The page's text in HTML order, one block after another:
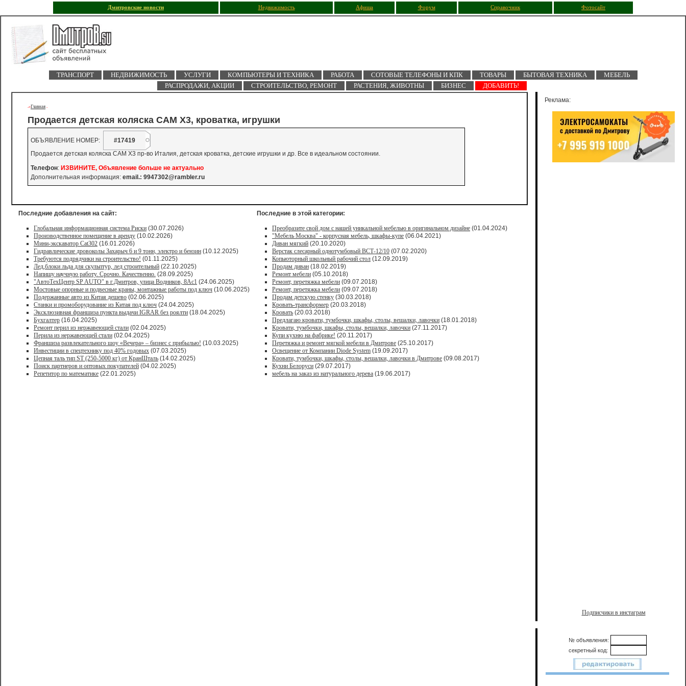
Дмитровские новости Недвижимость Афиша Форум Справочник Фотосайт
ТРАНСПОРТ НЕДВИЖИМОСТЬ УСЛУГИ КОМПЬЮТЕРЫ И ТЕХНИКА РАБОТА СОТОВЫЕ ТЕЛЕФОНЫ И КПК ТОВАРЫ БЫТОВАЯ ТЕХНИКА
МЕБЕЛЬ
РАСПРОДАЖИ, АКЦИИ
СТРОИТЕЛЬСТВО, РЕМОНТ РАСТЕНИЯ, ЖИВОТНЫ БИЗНЕС ДОБАВИТЬ!
->Главная -
Продается детская коляска CAM X3, кроватка, игрушки
ОБЪЯВЛЕНИЕ НОМЕР:
#17419
Продается детская коляска САМ Х3 пр-во Италия, детская кроватка, детские игрушки и др. Все в идеальном состоянии.
Телефон: ИЗВИНИТЕ, Объявление больше не актуально
Дополнительная информация: email.: 9947302@rambler.ru
Последние добавления на сайт:
Глобальная информационная система Риски (30.07.2026)
Производственное помещение в аренду (10.02.2026)
Мини-экскаватор Cat302 (16.01.2026)
Гидравлические дровоколы Захарыч 6 и 9 тонн, электро и бензин (10.12.2025)
Требуются подрядчики на строительство! (01.11.2025)
Лед,блоки льда для скульптур, лед строительный (22.10.2025)
Напишу научную работу. Срочно. Качественно. (28.09.2025)
"АвтоТехЦентр SP AUTO" в г.Дмитров, улица Водников, 8Ас1 (24.06.2025)
Мостовые опорные и подвесные краны, монтажные работы под ключ (10.06.2025)
Подержанные авто из Китая дешево (02.06.2025)
Станки и промоборудование из Китая под ключ (24.04.2025)
Эксклюзивная франшиза пункта выдачи IGRAR без роялти (18.04.2025)
Бухгалтер (16.04.2025)
Ремонт перил из нержавеющей стали (02.04.2025)
Перила из нержавеющей стали (02.04.2025)
Франшиза развлекательного шоу «Вечера» – бизнес с прибылью! (10.03.2025)
Инвестиции в спецтехнику под 40% годовых (07.03.2025)
Цепная таль тип ST (250-5000 кг) от КранШталь (14.02.2025)
Поиск партнеров и оптовых покупателей (04.02.2025)
Репетитор по математике (22.01.2025)
Последние в этой категории:
Преобразите свой дом с нашей уникальной мебелью в оригинальном дизайне (01.04.2024)
"Мебель Москва" - корпусная мебель, шкафы-купе (06.04.2021)
Диван мягкий (20.10.2020)
Верстак слесарный однотумбовый ВСТ-12/10 (07.02.2020)
Копьюторный школьный рабочий стол (12.09.2019)
Продам диван (18.02.2019)
Ремонт мебели (05.10.2018)
Ремонт, перетяжка мебели (09.07.2018)
Ремонт, перетяжка мебели (09.07.2018)
Продам детскую стенку (30.03.2018)
Кровать-трансформер (20.03.2018)
Кровать (20.03.2018)
Предлагаю кровати, тумбочки, шкафы, столы, вешалки, лавочки (18.01.2018)
Кровати, тумбочки, шкафы, столы, вешалки, лавочки (27.11.2017)
Купи кухню на фабрике! (20.11.2017)
Перетяжка и ремонт мягкой мебели в Дмитрове (25.10.2017)
Освещение от Компании Diode System (19.09.2017)
Кровати, тумбочки, шкафы, столы, вешалки, лавочки в Дмитрове (09.08.2017)
Кухни Белоруси (29.07.2017)
мебель на заказ из натурального дерева (19.06.2017)
Реклама:
Подписчики в инстаграм
№ объявления:
секретный код: